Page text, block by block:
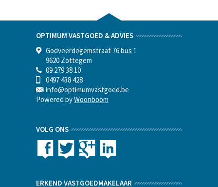
OPTIMUM VASTGOED & ADVIES
Godveerdegemstraat 76 bus 1
9620 Zottegem
09 279 38 10
0497 438 428
info@optimumvastgoed.be
Powered byWoonboom
VOLG ONS
ERKEND VASTGOEDMAKELAAR